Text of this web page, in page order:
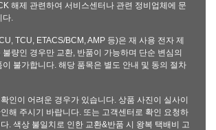
해제 관련하여 서비스센터나 관련 정비업체에 문
다.
TCU, ETACS/BCM, AMP 등)은 재 사용 전자 제
량인 경우만 교환, 반품이 가능하며 단순 변심의
이 불가합니다. 해당 품목은 별도 안내 및 동의 절차
인이 어려운 경우가 있습니다. 상품 사진이 실사이
해 주시기 바랍니다. 또는 고객센터로 확인 요청하
. 색상 불일치로 인한 교환&반품 시 왕복 택배비 고